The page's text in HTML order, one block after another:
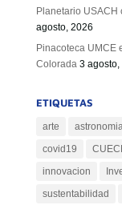
Planetario
agosto, 2026
Pinacoteca UMCE
Colorada 3 agosto,
ETIQUETAS
arte
covid19
innovacion
sustentabilidad